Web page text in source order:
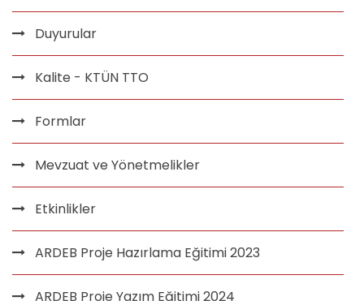
Duyurular
Kalite - KTÜN TTO
Formlar
Mevzuat ve Yönetmelikler
Etkinlikler
ARDEB Proje Hazırlama Eğitimi 2023
ARDEB Proje Yazım Eğitimi 2024